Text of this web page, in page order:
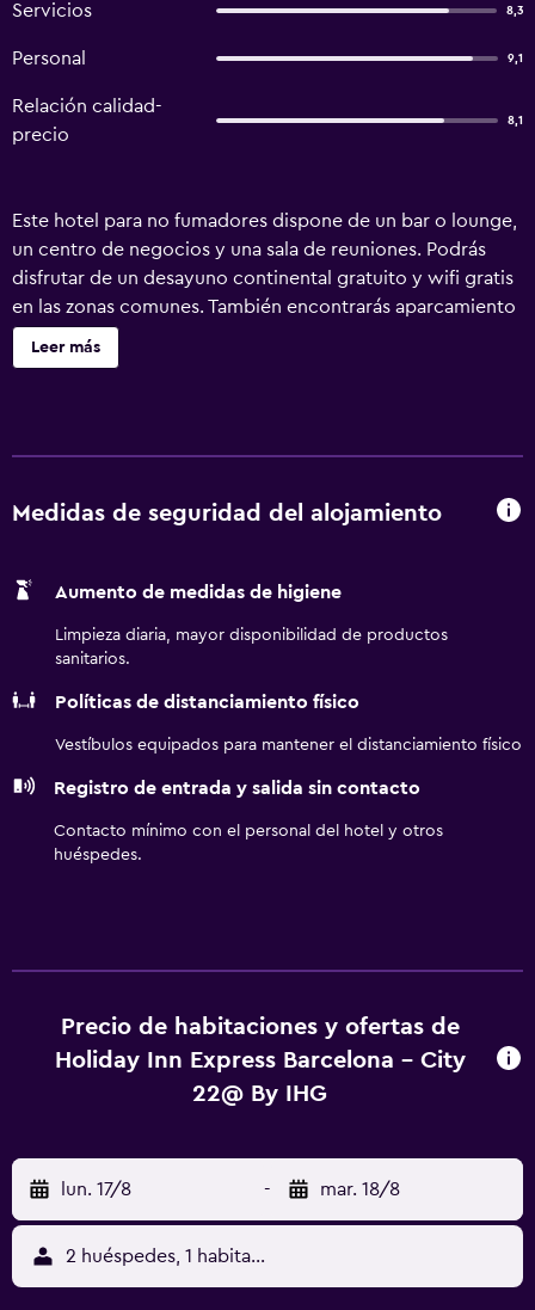
Servicios 8,3
Personal 9,1
Relación calidad-
precio
8,1
Este hotel para no fumadores dispone de un bar o lounge,
un centro de negocios y una sala de reuniones. Podrás
disfrutar de un desayuno continental gratuito y wifi gratis
en las zonas comunes. También encontrarás aparcamiento
sin asistencia, servicio de recepción 24 horas y asistencia
turística y para la compra de entradas. Holiday Inn Express
secador de pelo. Este hotel en Barcelona ofrece acceso a
de limpieza todos los días y es posible solicitar tabla de
Leer más
Medidas de seguridad del alojamiento
Aumento de medidas de higiene
Limpieza diaria, mayor disponibilidad de productos
sanitarios.
Políticas de distanciamiento físico
Vestíbulos equipados para mantener el distanciamiento físico
Registro de entrada y salida sin contacto
Contacto mínimo con el personal del hotel y otros
huéspedes.
Precio de habitaciones y ofertas de
Holiday Inn Express Barcelona - City
22@ By IHG
lun. 17/8 - mar. 18/8
2 huéspedes, 1 habitación